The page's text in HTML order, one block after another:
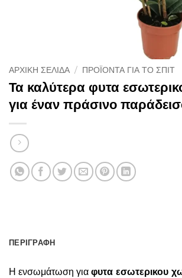
ΑΡΧΙΚΉ ΣΕΛΊΔΑ / ΠΡΟΪΌΝΤΑ ΓΙΑ ΤΟ ΣΠΊΤ
Τα καλύτερα φυτα
για έναν πράσινο
ΠΕΡΙΓΡΑΦΉ
Η ενσωμάτωση για φυτα εσωτερικου